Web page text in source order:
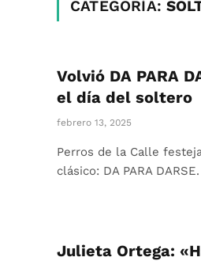
CATEGORÍA:
Volvió DA PARA
el día del soltero
febrero 13, 2025
Perros de la Calle
clásico: DA PARA
Julieta Ortega: